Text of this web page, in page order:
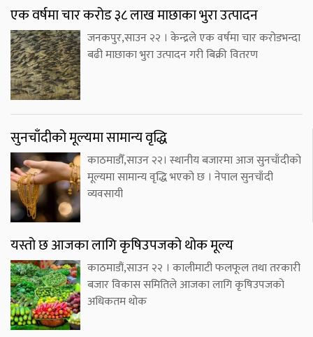
एक वर्षमा चार करोड ३८ लाख माछाका भुरा उत्पादन
जनकपुर,साउन २२ । केन्द्रले एक वर्षमा चार करोडभन्दा
बढी माछाका भुरा उत्पादन गरी बिक्री वितरण
सुनचाँदीको मूल्यमा सामान्य वृद्धि
काठमाडौँ,साउन २२। स्थानीय बजारमा आज सुनचाँदीको
मूल्यमा सामान्य वृद्धि भएको छ । नेपाल सुनचाँदी
व्यवसायी
यस्तो छ आजका लागि कृषिउपजको थोक मूल्य
काठमाडौं,साउन २२ । कालीमाटी फलफूल तथा तरकारी
बजार विकास समितिले आजका लागि कृषिउपजको
अधिकतम थोक